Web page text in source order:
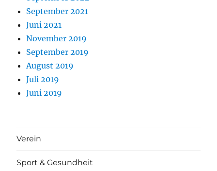
September 2021
Juni 2021
November 2019
September 2019
August 2019
Juli 2019
Juni 2019
Verein
Sport & Gesundheit